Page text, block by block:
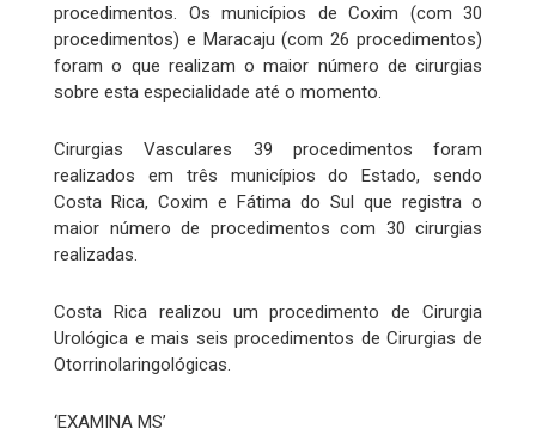
procedimentos. Os municípios de Coxim (com 30
procedimentos) e Maracaju (com 26 procedimentos)
foram o que realizam o maior número de cirurgias
sobre esta especialidade até o momento.
Cirurgias Vasculares 39 procedimentos foram
realizados em três municípios do Estado, sendo
Costa Rica, Coxim e Fátima do Sul que registra o
maior número de procedimentos com 30 cirurgias
realizadas.
Costa Rica realizou um procedimento de Cirurgia
Urológica e mais seis procedimentos de Cirurgias de
Otorrinolaringológicas.
‘EXAMINA MS’